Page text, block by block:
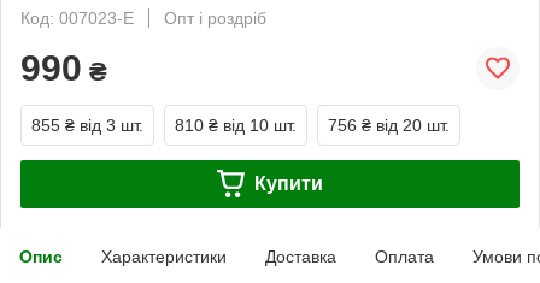
Код: 007023-E
Опт і роздріб
990 ₴
855 ₴ від 3 шт. 810 ₴ від 10 шт. 756 ₴ від 20 шт.
Купити
Опис Характеристики Доставка Оплата Умови